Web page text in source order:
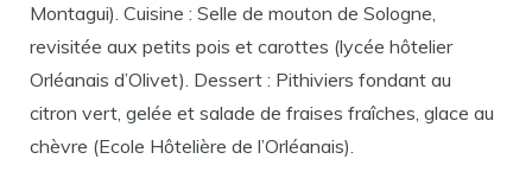
Montagui). Cuisine : Selle de mouton de Sologne,
revisitée aux petits pois et carottes (lycée hôtelier
Orléanais d’Olivet). Dessert : Pithiviers fondant au
citron vert, gelée et salade de fraises fraîches, glace au
chèvre (Ecole Hôtelière de l’Orléanais).